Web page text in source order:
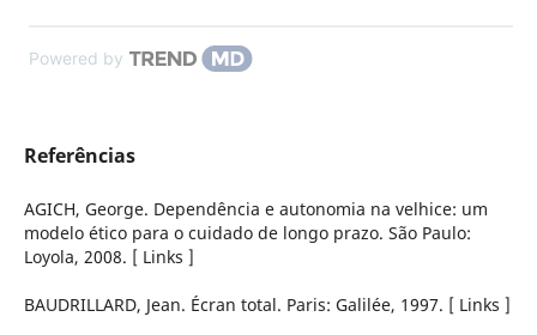
Powered by
Referências
AGICH, George. Dependência e autonomia na velhice: um
modelo ético para o cuidado de longo prazo. São Paulo:
Loyola, 2008. [ Links ]
BAUDRILLARD, Jean. Écran total. Paris: Galilée, 1997. [ Links ]